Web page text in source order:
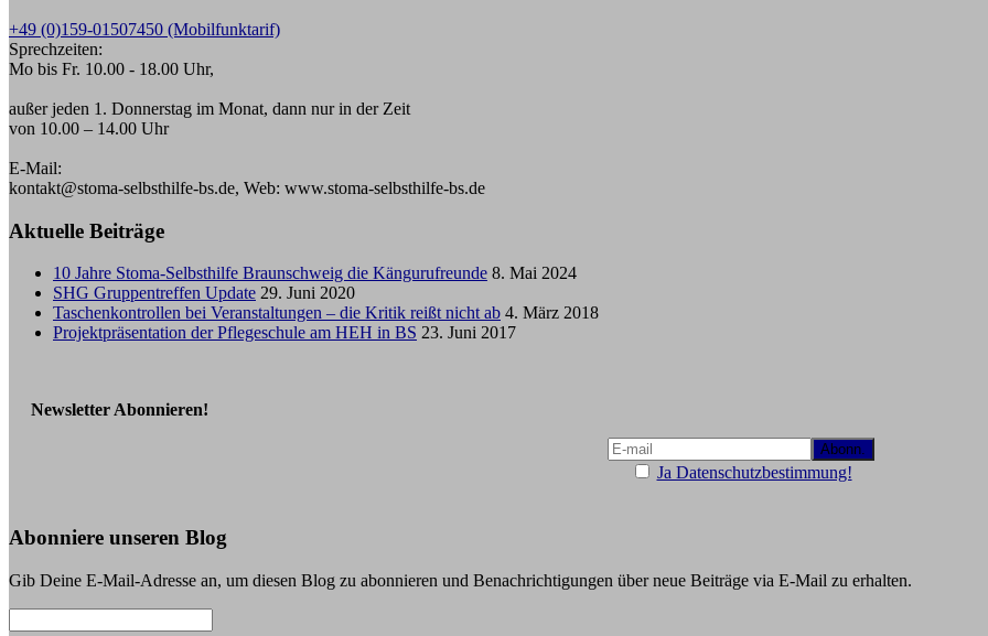
+49 (0)159-01507450 (Mobilfunktarif)
Sprechzeiten:
Mo bis Fr. 10.00 - 18.00 Uhr,
außer jeden 1. Donnerstag im Monat, dann nur in der Zeit
von 10.00 – 14.00 Uhr
E-Mail:
kontakt@stoma-selbsthilfe-bs.de, Web: www.stoma-selbsthilfe-bs.de
Aktuelle Beiträge
10 Jahre Stoma-Selbsthilfe Braunschweig die Kängurufreunde 8. Mai 2024
SHG Gruppentreffen Update 29. Juni 2020
Taschenkontrollen bei Veranstaltungen – die Kritik reißt nicht ab 4. März 2018
Projektpräsentation der Pflegeschule am HEH in BS 23. Juni 2017
Newsletter Abonnieren!
Ja Datenschutzbestimmung!
Abonniere unseren Blog
Gib Deine E-Mail-Adresse an, um diesen Blog zu abonnieren und Benachrichtigungen über neue Beiträge via E-Mail zu erhalten.